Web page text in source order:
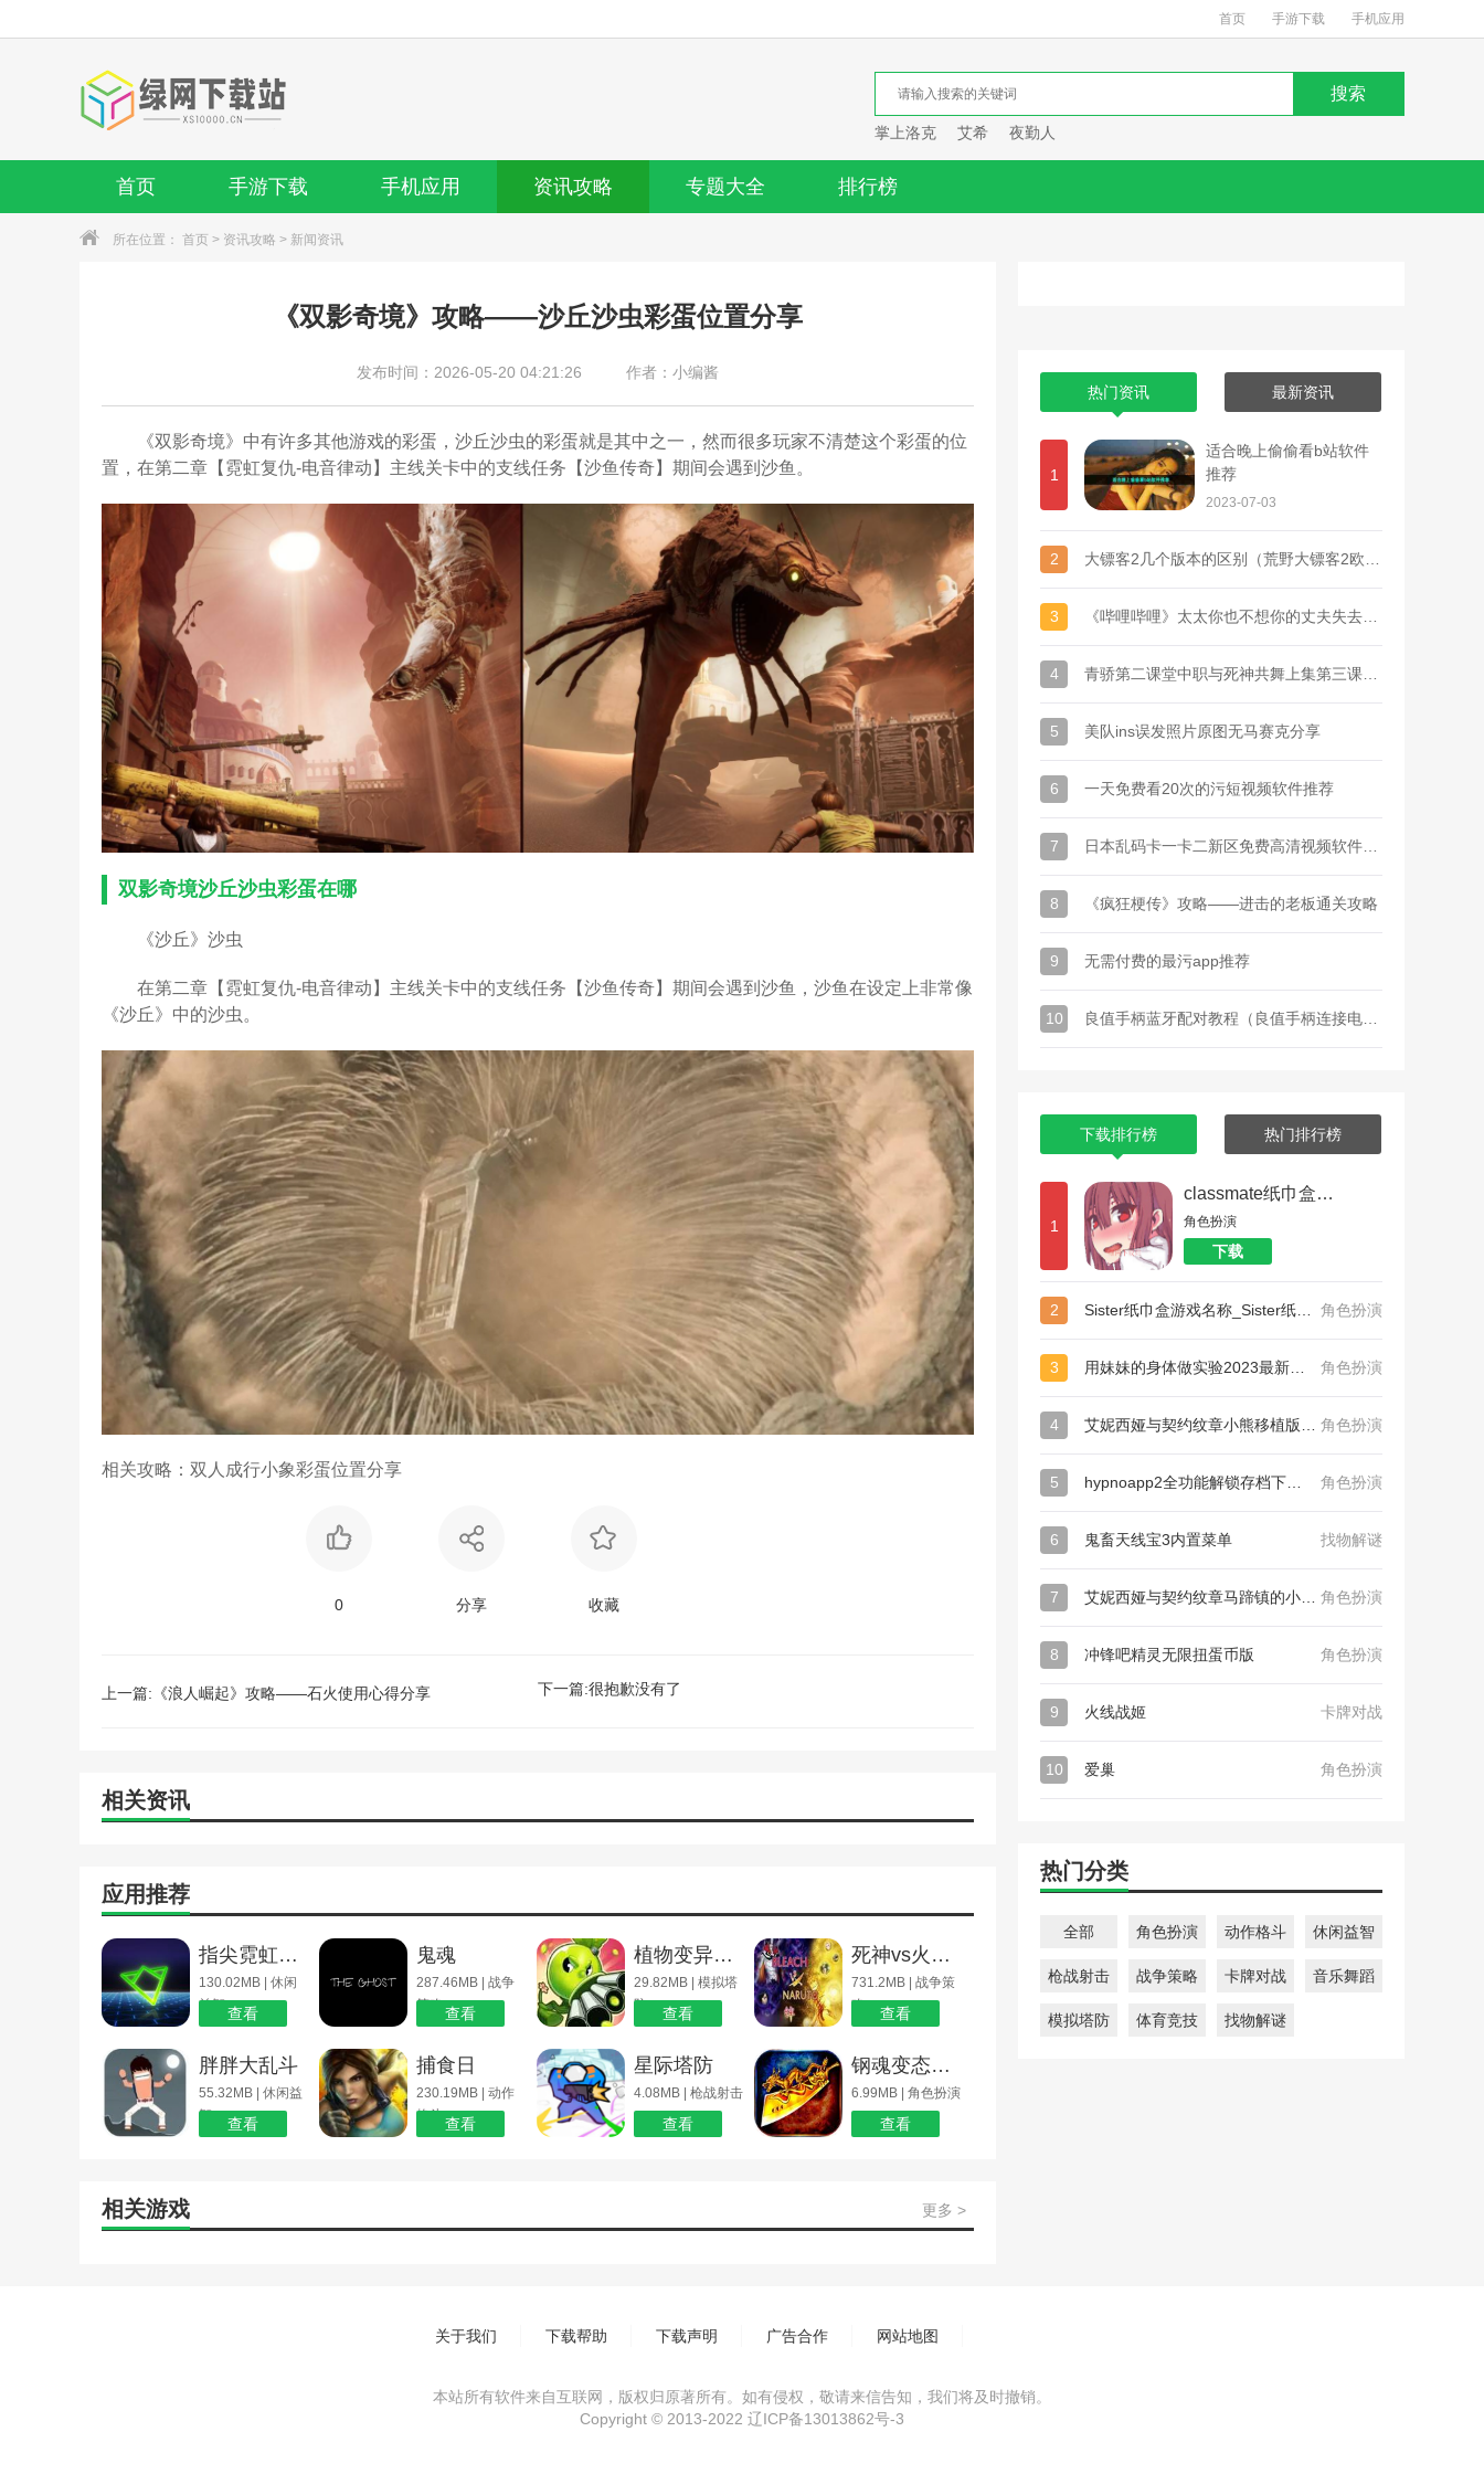
首页 手游下载 手机应用
掌上洛克 艾希 夜勤人
首页 手游下载 手机应用 资讯攻略 专题大全 排行榜
所在位置： 首页 > 资讯攻略 > 新闻资讯
《双影奇境》攻略——沙丘沙虫彩蛋位置分享
发布时间：2026-05-20 04:21:26 作者：小编酱
《双影奇境》中有许多其他游戏的彩蛋，沙丘沙虫的彩蛋就是其中之一，然而很多玩家不清楚这个彩蛋的位
置，在第二章【霓虹复仇-电音律动】主线关卡中的支线任务【沙鱼传奇】期间会遇到沙鱼。
双影奇境沙丘沙虫彩蛋在哪
《沙丘》沙虫
在第二章【霓虹复仇-电音律动】主线关卡中的支线任务【沙鱼传奇】期间会遇到沙鱼，沙鱼在设定上非常像
《沙丘》中的沙虫。
相关攻略：双人成行小象彩蛋位置分享
0 分享 收藏
上一篇:《浪人崛起》攻略——石火使用心得分享 下一篇:很抱歉没有了
相关资讯
应用推荐
指尖霓虹不用实名认证
130.02MB | 休闲
益智查看
鬼魂
287.46MB | 战争
策略查看
植物变异大招版
29.82MB | 模拟塔
防
查看
死神vs火影血皇版下载安装_死神vs火影血皇版
731.2MB | 战争策
略
查看
胖胖大乱斗
55.32MB | 休闲益
智
查看
捕食日
230.19MB | 动作
格斗查看
星际塔防
4.08MB | 枪战射击
查看
钢魂变态传奇 安卓最新版下载
6.99MB | 角色扮演
查看
相关游戏 更多 >
热门资讯 最新资讯
1
适合晚上偷偷看b站软件
推荐
2023-07-03
2
3
4
5 美队ins误发照片原图无马赛克分享
6 一天免费看20次的污短视频软件推荐
7
8 《疯狂梗传》攻略——进击的老板通关攻略
9 无需付费的最污app推荐
10
下载排行榜 热门排行榜
1
classmate纸巾盒系列_和散漫的同学一起生活纸巾盒
角色扮演
下载
2 角色扮演
3 角色扮演
4 角色扮演
5 角色扮演
6 鬼畜天线宝3内置菜单 找物解谜
7 角色扮演
8 冲锋吧精灵无限扭蛋币版 角色扮演
9 火线战姬 卡牌对战
10 爱巢 角色扮演
热门分类
全部 角色扮演 动作格斗 休闲益智
枪战射击 战争策略 卡牌对战 音乐舞蹈
模拟塔防 体育竞技 找物解谜
关于我们 下载帮助 下载声明 广告合作 网站地图
本站所有软件来自互联网，版权归原著所有。如有侵权，敬请来信告知，我们将及时撤销。
Copyright © 2013-2022 辽ICP备13013862号-3